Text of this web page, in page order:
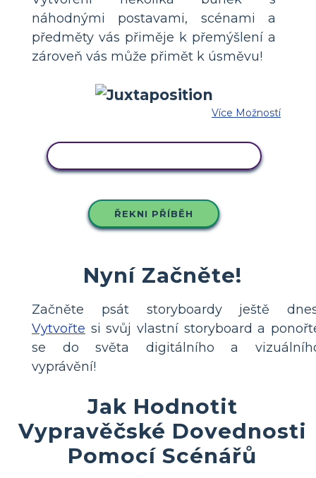
náhodnými postavami, scénami a
předměty vás přiměje k přemýšlení a
zároveň vás může přimět k úsměvu!
Více Možností
ŘEKNI PŘÍBĚH
Nyní Začněte!
Začněte psát storyboardy ještě
Vytvořte si svůj vlastní storyboard a
se do světa digitálního a
vyprávění!
Jak Hodnotit
Vypravěčské Dovednosti
Pomocí Scénářů